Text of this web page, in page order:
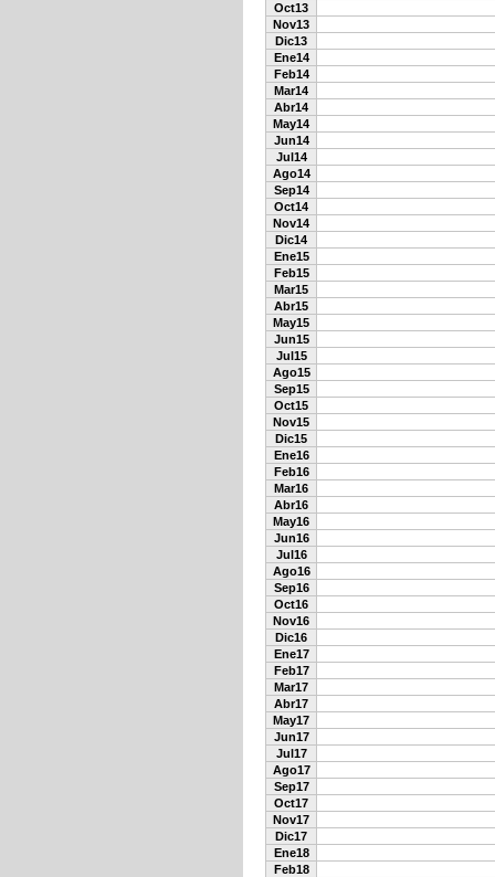
Oct13
Nov13
Dic13
Ene14
Feb14
Mar14
Abr14
May14
Jun14
Jul14
Ago14
Sep14
Oct14
Nov14
Dic14
Ene15
Feb15
Mar15
Abr15
May15
Jun15
Jul15
Ago15
Sep15
Oct15
Nov15
Dic15
Ene16
Feb16
Mar16
Abr16
May16
Jun16
Jul16
Ago16
Sep16
Oct16
Nov16
Dic16
Ene17
Feb17
Mar17
Abr17
May17
Jun17
Jul17
Ago17
Sep17
Oct17
Nov17
Dic17
Ene18
Feb18